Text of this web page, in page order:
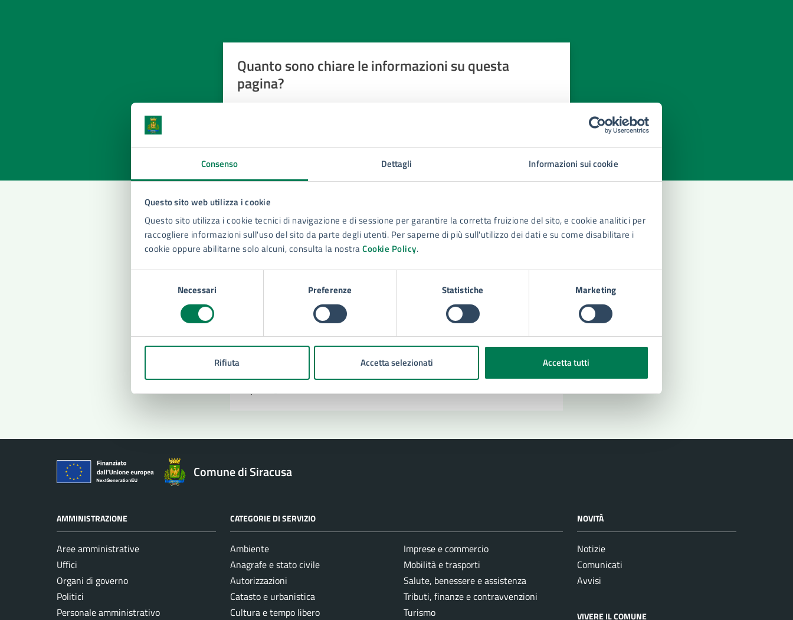
Consenso Dettagli Informazioni sui cookie
Questo sito web utilizza i cookie
Questo sito utilizza i cookie tecnici di navigazione e di sessione per garantire la corretta fruizione del sito, e cookie analitici per
raccogliere informazioni sull'uso del sito da parte degli utenti. Per saperne di più sull'utilizzo dei dati e su come disabilitare i
cookie oppure abilitarne solo alcuni, consulta la nostraCookie Policy.
Necessari Preferenze Statistiche Marketing
Rifiuta Accetta selezionati Accetta tutti
Quanto sono chiare le informazioni su questa
pagina?
Contatta il comune
Leggi le domande frequenti
Numero verde 800299507
Comune di Siracusa
AMMINISTRAZIONE
Aree amministrative
Uffici
Organi di governo
Politici
Personale amministrativo
CATEGORIE DI SERVIZIO
Ambiente
Anagrafe e stato civile
Autorizzazioni
Catasto e urbanistica
Cultura e tempo libero
Imprese e commercio
Mobilità e trasporti
Salute, benessere e assistenza
Tributi, finanze e contravvenzioni
Turismo
NOVITÀ
Notizie
Comunicati
Avvisi
VIVERE IL COMUNE